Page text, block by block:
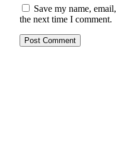
Save my name,
the next time I comment.